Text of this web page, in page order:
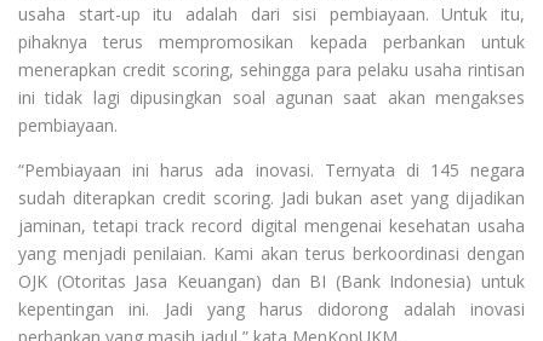
usaha start-up itu adalah dari sisi pembiayaan. Untuk itu,
pihaknya terus mempromosikan kepada perbankan untuk
menerapkan credit scoring, sehingga para pelaku usaha rintisan
ini tidak lagi dipusingkan soal agunan saat akan mengakses
pembiayaan.
“Pembiayaan ini harus ada inovasi. Ternyata di 145 negara
sudah diterapkan credit scoring. Jadi bukan aset yang dijadikan
jaminan, tetapi track record digital mengenai kesehatan usaha
yang menjadi penilaian. Kami akan terus berkoordinasi dengan
OJK (Otoritas Jasa Keuangan) dan BI (Bank Indonesia) untuk
kepentingan ini. Jadi yang harus didorong adalah inovasi